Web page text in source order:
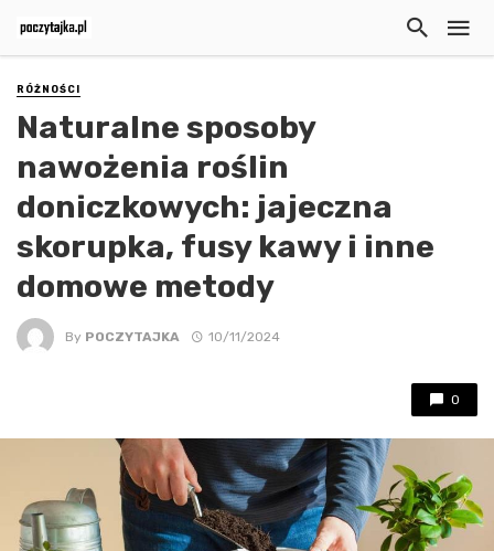
RÓŻNOŚCI
Naturalne sposoby
nawożenia roślin
doniczkowych: jajeczna
skorupka, fusy kawy i inne
domowe metody
By POCZYTAJKA 10/11/2024
0